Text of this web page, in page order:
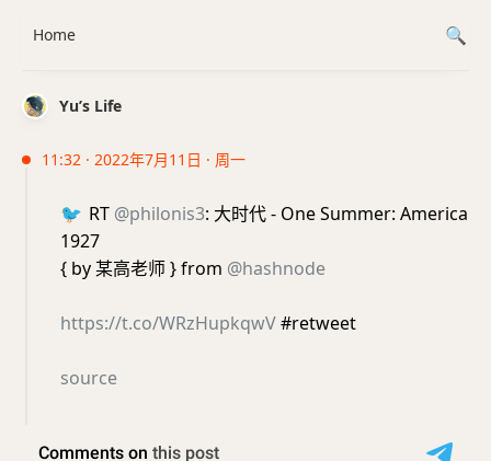
Yu’s Life
11:32 · 2022年7月11日 · 周一
🐦 RT @philonis3: 大时代 - One Summer: America
1927
{ by 某高老师 } from @hashnode
https://t.co/WRzHupkqwV#retweet
source
Home